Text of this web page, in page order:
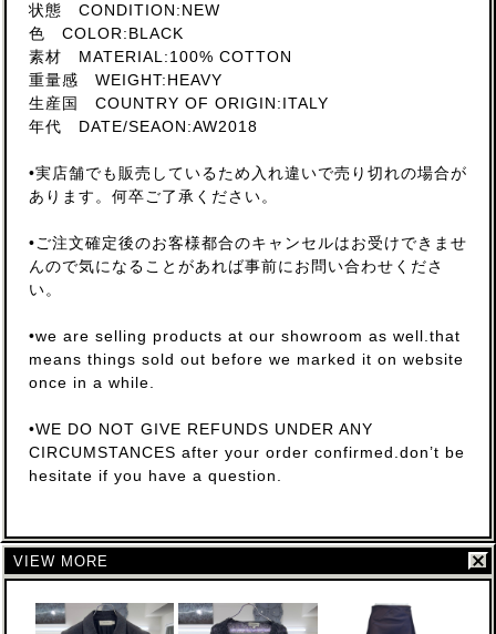
状態 CONDITION:NEW
色 COLOR:BLACK
素材 MATERIAL:100% COTTON
重量感 WEIGHT:HEAVY
生産国 COUNTRY OF ORIGIN:ITALY
年代 DATE/SEAON:AW2018
•実店舗でも販売しているため入れ違いで売り切れの場合が
あります。何卒ご了承ください。
•ご注文確定後のお客様都合のキャンセルはお受けできませ
んので気になることがあれば事前にお問い合わせくださ
い。
•we are selling products at our showroom as well.that
means things sold out before we marked it on website
once in a while.
•WE DO NOT GIVE REFUNDS UNDER ANY
CIRCUMSTANCES after your order confirmed.don’t be
hesitate if you have a question.
VIEW MORE